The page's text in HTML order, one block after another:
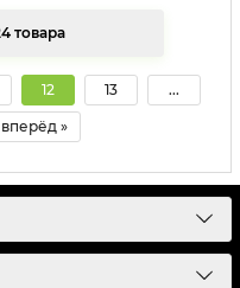
Показать еще 24 товара
12 13 ...
вперёд »